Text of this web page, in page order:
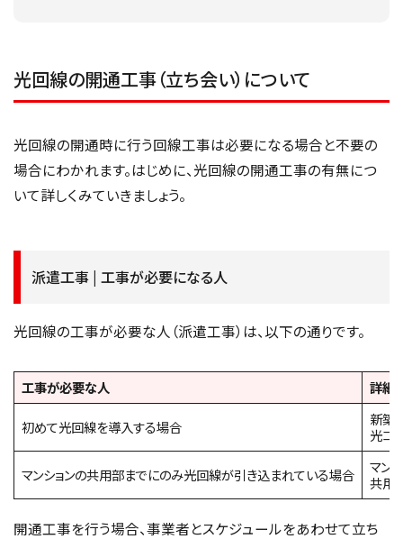
光回線の開通工事（立ち会い）について
光回線の開通時に行う回線工事は必要になる場合と不要の
場合にわかれます。はじめに、光回線の開通工事の有無につ
いて詳しくみていきましょう。
派遣工事 | 工事が必要になる人
光回線の工事が必要な人（派遣工事）は、以下の通りです。
工事が必要な人 詳細
初めて光回線を導入する場合
新築
光コ
マンションの共用部までにのみ光回線が引き込まれている場合
マン
共用
開通工事を行う場合、事業者とスケジュールをあわせて立ち